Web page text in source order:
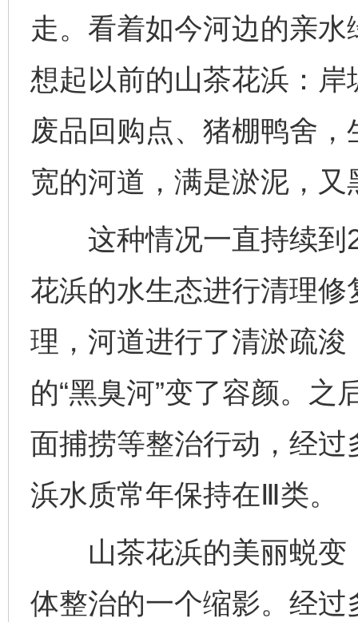
走。看着如今河边的亲
想起以前的山茶花浜：
废品回购点、猪棚鸭舍
宽的河道，满是淤泥，又
这种情况一直持续到
花浜的水生态进行清理
理，河道进行了清淤疏
的“黑臭河”变了容颜。
面捕捞等整治行动，经
浜水质常年保持在Ⅲ类。
山茶花浜的美丽蜕变
体整治的一个缩影。经